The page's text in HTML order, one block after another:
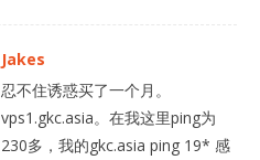
Jakes
忍不住诱惑买了一个月。
vps1.gkc.asia。在我这里ping为
230多，我的gkc.asia ping 19* 感